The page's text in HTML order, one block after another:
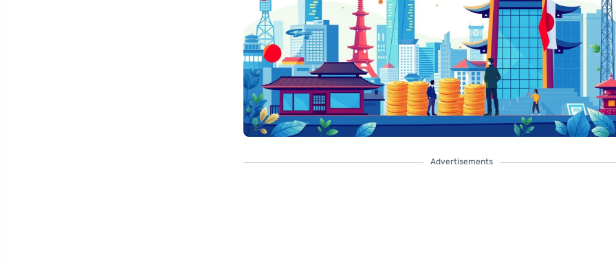
Advertisements